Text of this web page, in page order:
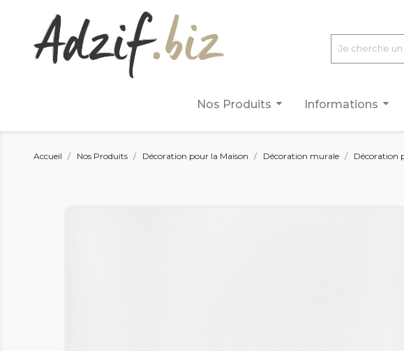
arrow_drop_down
Nos Produits arrow_drop_down
Informations
Accueil Nos Produits Décoration pour la Maison Décoration murale Décoration